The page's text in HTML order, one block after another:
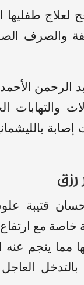
لعلاج
والصرف
الرحمن
قتيبة
خاصة مع
مما ينجم عنه